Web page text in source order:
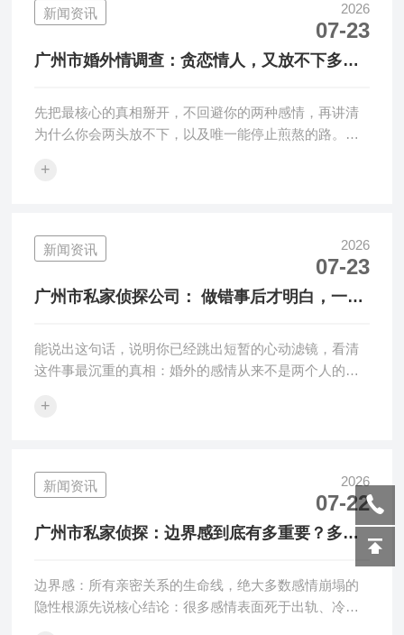
新闻资讯 2026
07-23
广州市婚外情调查：贪恋情人，又放不下多年
先把最核心的真相掰开，不回避你的两种感情，再讲清
为什么你会两头放不下，以及唯一能停止煎熬的路。
+
新闻资讯 2026
07-23
广州市私家侦探公司： 做错事后才明白，一段
能说出这句话，说明你已经跳出短暂的心动滤镜，看清
这件事最沉重的真相：婚外的感情从来不是两个人的私
+
新闻资讯 2026
07-22
广州市私家侦探：边界感到底有多重要？多少
边界感：所有亲密关系的生命线，绝大多数感情崩塌的
隐性根源先说核心结论：很多感情表面死于出轨、冷暴